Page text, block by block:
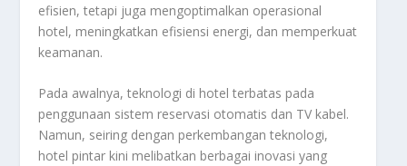
efisien, tetapi juga mengoptimalkan operasional
hotel, meningkatkan efisiensi energi, dan memperkuat
keamanan.
Pada awalnya, teknologi di hotel terbatas pada
penggunaan sistem reservasi otomatis dan TV kabel.
Namun, seiring dengan perkembangan teknologi,
hotel pintar kini melibatkan berbagai inovasi yang